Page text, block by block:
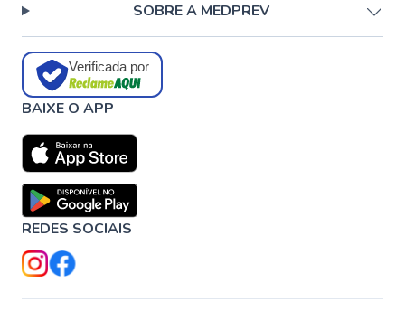
SOBRE A MEDPREV
Verificada por
BAIXE O APP
REDES SOCIAIS